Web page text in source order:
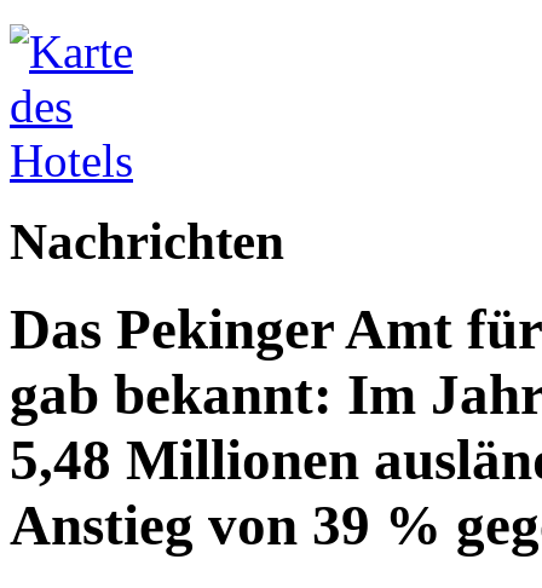
Nachrichten
Das Pekinger Amt
gab bekannt: Im
5,48 Millionen
Anstieg von 39 %